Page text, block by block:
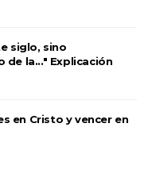
siglo, sino
la..." Explicación
en Cristo y vencer en